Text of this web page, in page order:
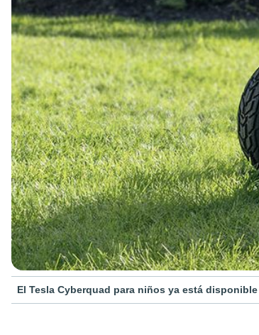
El Tesla Cyberquad para niños ya está